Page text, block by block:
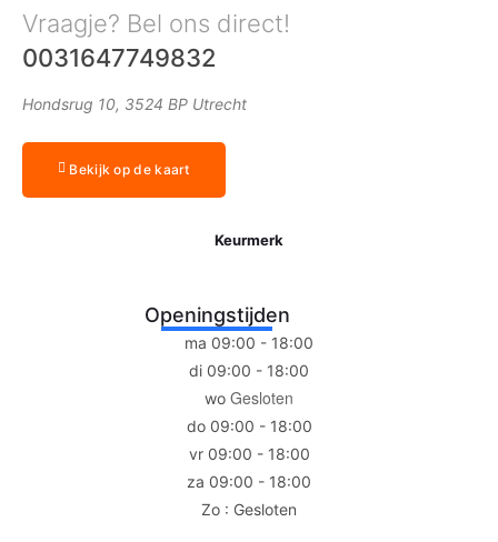
Vraagje? Bel ons direct!
0031647749832
Hondsrug 10, 3524 BP Utrecht
Bekijk op de kaart
Keurmerk
Openingstijden
ma 09:00 - 18:00
di 09:00 - 18:00
wo Gesloten
do 09:00 - 18:00
vr 09:00 - 18:00
za 09:00 - 18:00
Zo : Gesloten